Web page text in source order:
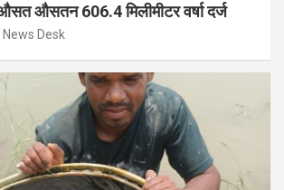
औसतन 606.4 मिलीमीटर वर्षा दर्ज
News Desk